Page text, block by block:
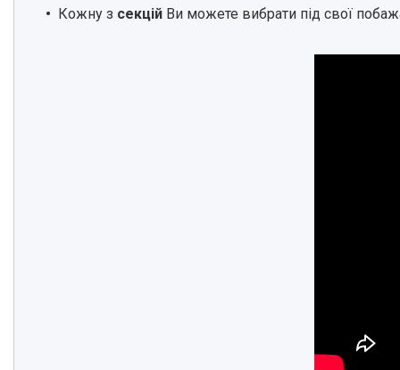
Кожну з секцій Ви можете вибрати під свої